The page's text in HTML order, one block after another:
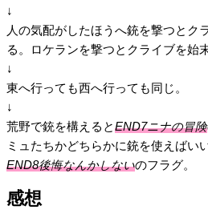
↓
人の気配がしたほうへ銃を撃つとク
る。ロケランを撃つとクライブを始末
↓
東へ行っても西へ行っても同じ。
↓
荒野で銃を構えるとEND7ニナの冒険
ミュたちかどちらかに銃を使えばい
END8後悔なんかしないのフラグ。
感想